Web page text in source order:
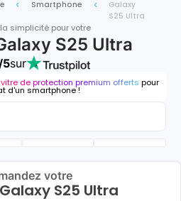
Smartphone
Galaxy
S25 Ultra
simplicité pour votre
S25 Ultra
sur
de protection premium offerts pour
d'un smartphone !
votre
S25 Ultra